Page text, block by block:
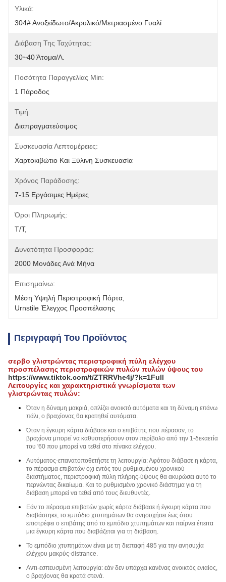
Υλικά:
304# Ανοξείδωτο/ακρυλικό/μετριασμένο Γυαλί
Διάβαση Της Ταχύτητας:
30~40 Άτομα/λ.
Ποσότητα Παραγγελίας Min:
1 Πάροδος
Τιμή:
Διαπραγματεύσιμος
Συσκευασία Λεπτομέρειες:
Χαρτοκιβώτιο Και Ξύλινη Συσκευασία
Χρόνος Παράδοσης:
7-15 Εργάσιμες Ημέρες
Όροι Πληρωμής:
T/T,
Δυνατότητα Προσφοράς:
2000 Μονάδες Ανά Μήνα
Επισημαίνω:
Μέση Υψηλή Περιστροφική Πόρτα
Urnstile Έλεγχος Προσπέλασης
Περιγραφή Του Προϊόντος
σερβο γλιστρώντας περιστροφική πύλη ελέγχου
προσπέλασης περιστροφικών πυλών πυλών ύψους του
https://www.tiktok.com/t/ZTRRVhe4j/?k=1Full
Λειτουργίες και χαρακτηριστικά γνωρίσματα των
γλιστρώντας πυλών:
Όταν η δύναμη μακριά, οπλίζει ανοικτό αυτόματα και τη δύναμη επάνω
πάλι, ο βραχίονας θα κρατηθεί αυτόματα.
Όταν η έγκυρη κάρτα διάβασε και ο επιβάτης που πέρασαν, το
βραχίονα μπορεί να καθυστερήσουν στον περίβολο από την 1-δεκαετία
του '60 που μπορεί να τεθεί στο πίνακα ελέγχου.
Αυτόματος-επανατοποθετήστε τη λειτουργία: Αφότου διάβασε η κάρτα,
το πέρασμα επιβατών όχι εντός του ρυθμισμένου χρονικού
διαστήματος, περιστροφική πύλη πλήρης-ύψους θα ακυρώσει αυτό το
περνώντας δικαίωμα. Και το ρυθμισμένο χρονικό διάστημα για τη
διάβαση μπορεί να τεθεί από τους διευθυντές.
Εάν το πέρασμα επιβατών χωρίς κάρτα διάβασε ή έγκυρη κάρτα που
διαβάστηκε, το εμπόδιο χτυπημάτων θα ανησυχήσει έως ότου
επιστρέφει ο επιβάτης από το εμπόδιο χτυπημάτων και παίρνει έπειτα
μια έγκυρη κάρτα που διαβάζεται για τη διάβαση.
Το εμπόδιο χτυπημάτων είναι με τη διεπαφή 485 για την ανησυχία
ελέγχου μακρύς-distrance.
Αντι-εσπευσμένη λειτουργία: εάν δεν υπάρχει κανένας ανοικτός ενιαίος,
ο βραχίονας θα κρατά στενά.